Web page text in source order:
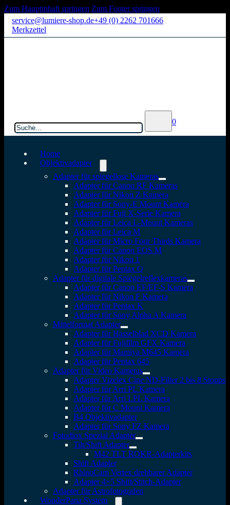
Zum Hauptinhalt springen Zum Footer springen
service@lumiere-shop.de+49 (0) 2262 701666
Merkzettel
0
Home
Objektivadapter
Adapter für spiegellose Kameras
Adapter für Canon RF Kameras
Adapter für Nikon Z Kamera
Adapter für Sony-E Mount Kamera
Adapter für Fuji X-Serie Kamera
Adapter für Leica L-Mount Kameras
Adapter für Leica M
Adapter für Micro Four Thirds Kamera
Adapter für Canon EOS M
Adapter für Nikon 1
Adapter für Pentax Q
Adapter für digitale Spiegelreflexkameras
Adapter für Canon EF/EF-S Kamera
Adapter für Nikon F Kamera
Adapter für Pentax K
Adapter für Sony Alpha A Kamera
Mittelformat Adapter
Adapter für Hasselblad XCD Kamera
Adapter für Fujifilm GFX Kamera
Adapter für Mamiya M645 Kamera
Adapter für Pentax 645
Adapter für Video Kameras
Adapter Vizelex Cine ND-Filter 2 bis 8 Stopps
Adapter für Arri PL Kamera
Adapter für Arri LPL Kamera
Adapter für C Mount Kamera
B4 Objektivadapter
Adapter für Sony FZ Kamera
Fotodiox Spezial Adapter
Tilt/Shift Adapter
M42 TLT ROKR-Adapterkits
Shift Adapter
RhinoCam Vertex drehbarer Adapter
Adapter 4×5 Shift/Stitch-Adapter
Adapter für Astrofotografen
WonderPana System